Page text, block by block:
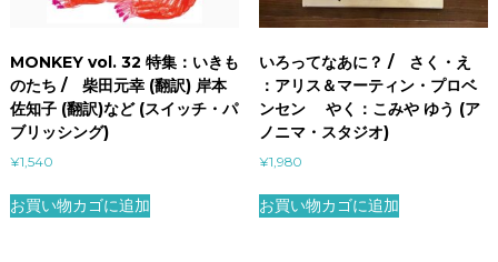
MONKEY vol. 32 特集：いきも
のたち / 柴田元幸 (翻訳) 岸本
佐知子 (翻訳)など (スイッチ・パ
ブリッシング)
¥1,540
お買い物カゴに追加
いろってなあに？ / さく・え
：アリス＆マーティン・プロベ
ンセン やく：こみや ゆう (ア
ノニマ・スタジオ)
¥1,980
お買い物カゴに追加